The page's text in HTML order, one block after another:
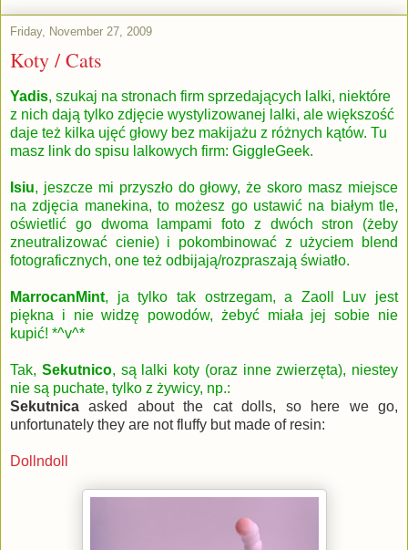
Friday, November 27, 2009
Koty / Cats
Yadis, szukaj na stronach firm sprzedających lalki, niektóre
z nich dają tylko zdjęcie wystylizowanej lalki, ale większość
daje też kilka ujęć głowy bez makijażu z różnych kątów. Tu
masz link do spisu lalkowych firm: GiggleGeek.
Isiu, jeszcze mi przyszło do głowy, że skoro masz miejsce
na zdjęcia manekina, to możesz go ustawić na białym tle,
oświetlić go dwoma lampami foto z dwóch stron (żeby
zneutralizować cienie) i pokombinować z użyciem blend
fotograficznych, one też odbijają/rozpraszają światło.
MarrocanMint, ja tylko tak ostrzegam, a Zaoll Luv jest
piękna i nie widzę powodów, żebyć miała jej sobie nie
kupić! *^v^*
Tak, Sekutnico, są lalki koty (oraz inne zwierzęta), niestey
nie są puchate, tylko z żywicy, np.:
Sekutnica asked about the cat dolls, so here we go,
unfortunately they are not fluffy but made of resin:
Dollndoll